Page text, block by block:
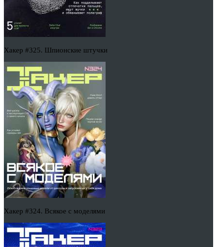
Хакер #325. Шпионские штучки
Хакер #324. Всякое с моделями